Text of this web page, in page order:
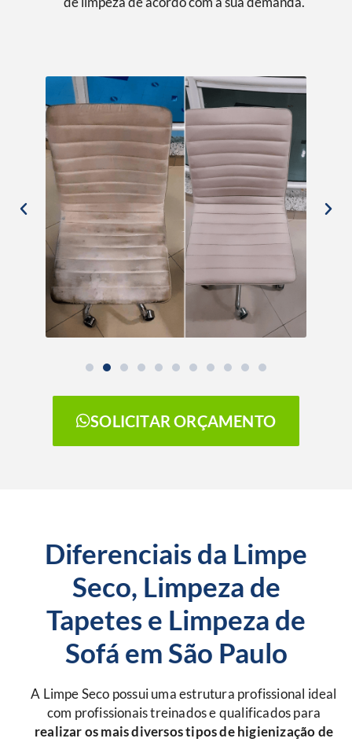
SOLICITAR ORÇAMENTO
Diferenciais da Limpe
Seco, Limpeza de
Tapetes e Limpeza de
Sofá em São Paulo
A Limpe Seco possui uma estrutura profissional ideal
com profissionais treinados e qualificados para
realizar os mais diversos tipos de higienização de